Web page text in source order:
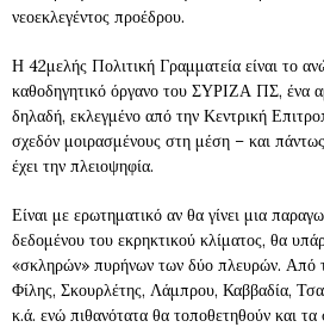
νεοεκλεγέντος προέδρου.
Η 42μελής Πολιτική Γραμματεία είναι το
καθοδηγητικό όργανο του ΣΥΡΙΖΑ ΠΣ, ένα
δηλαδή, εκλεγμένο από την Κεντρική
σχεδόν μοιρασμένους στη μέση – και
έχει την πλειοψηφία.
Είναι με ερωτηματικό αν θα γίνει μια
δεδομένου του εκρηκτικού κλίματος, θα
«σκληρών» πυρήνων των δύο πλευρών. Από
Φίλης, Σκουρλέτης, Λάμπρου, Καββαδία,
κ.ά. ενώ πιθανότατα θα τοποθετηθούν και